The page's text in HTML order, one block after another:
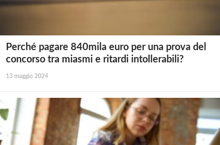
Perché pagare 840mila euro per una prova del
concorso tra miasmi e ritardi intollerabili?
13 maggio 2024